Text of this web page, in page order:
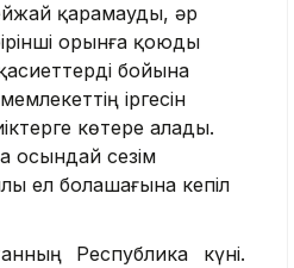
қарамауды, әр
орынға қоюды
бойына
іргесін
көтере алады.
осындай сезім
ел болашағына кепіл
Республика күні.